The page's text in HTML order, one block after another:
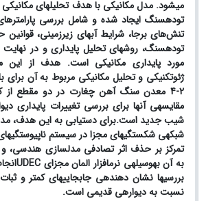
می­شود. مدل مکانیکی با هدف تحلیل­های مکانیکی
توده­سنگ ایجاد شده و شامل بررسی
تنش‌های برجا، شرایط آب­های زیرزمینی، قوانین
توده­سنگ، روش­های تحلیل پایداری و در
مورد پایداری مکانیکی است. هدف از این
ژئوتکنیکی و تحلیل مکانیکی مربوط به آن
2-4 معدن سنگ آهن چغارت در دو مقطع
مقایسه­ی آن­ها برای بررسی تغییرات پایداری
شیب جدید است.برای دستیابی به این هدف،
شبکه­ی شکستگی­های مجزا در سیستم
تمرکز بر حذف اثر تصادفی مدل­سازی هندسی،
به آن به­وسیله­ی نرم­افزار المان مجزایUDEC
بررسی­ها نشان دهنده­ی جابجایی­های کمتر و
نسبت به دیواره­ی قدیمی است.